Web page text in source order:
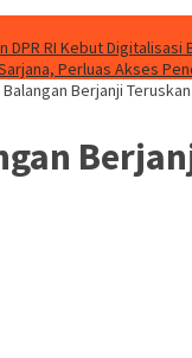
DPR RI Kebut Digitalisasi
Perluas Akses
Berjanji